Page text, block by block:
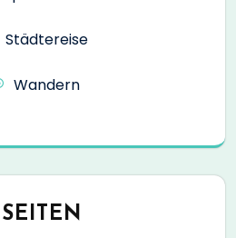
Städtereise
Wandern
SEITEN